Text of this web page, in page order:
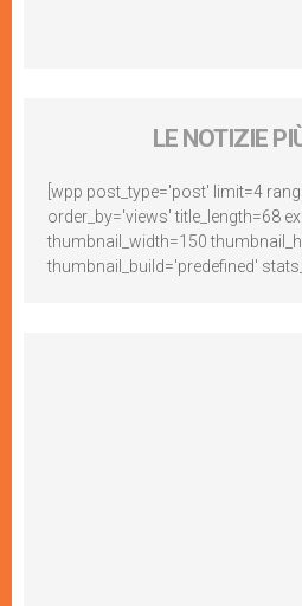
LE NOTIZIE
[wpp post_type='post' limit=4
order_by='views' title_length=68
thumbnail_width=150
thumbnail_build='predefined'